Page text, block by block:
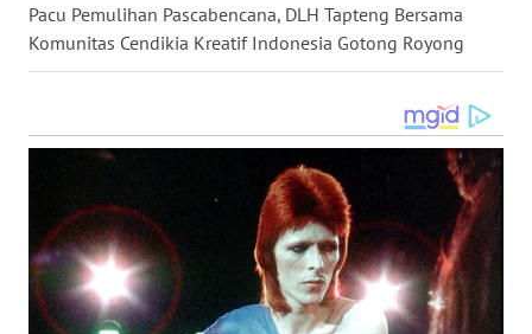
Pacu Pemulihan Pascabencana, DLH Tapteng Bersama
Komunitas Cendikia Kreatif Indonesia Gotong Royong
WN
GORONTALO
WN
WN
MALUKU
WN